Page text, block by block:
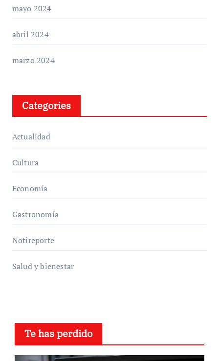
mayo 2024
abril 2024
marzo 2024
Categories
Actualidad
Cultura
Economía
Gastronomía
Notireporte
Salud y bienestar
Te has perdido